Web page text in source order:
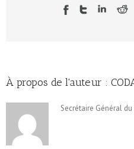
À propos de l'auteur :
Secrétaire Général du